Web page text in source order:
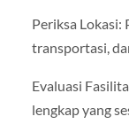
Periksa Lokasi:
transportasi,
Evaluasi
lengkap yang